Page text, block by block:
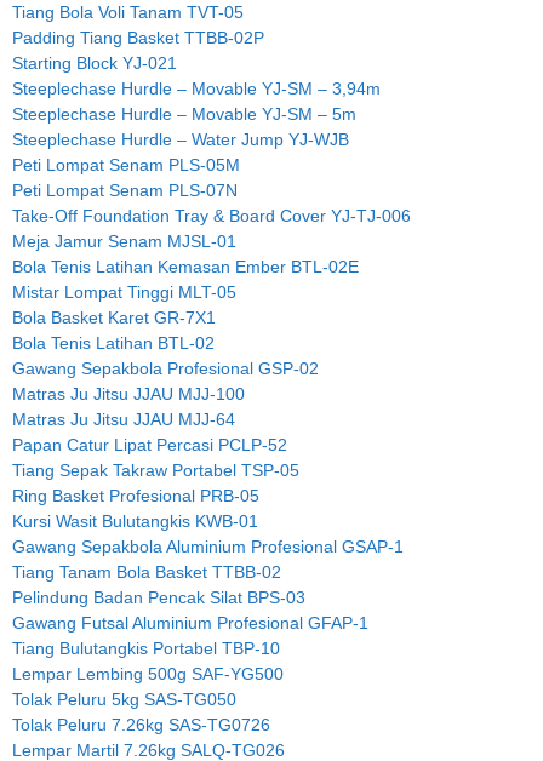
Tiang Bola Voli Tanam TVT-05
Padding Tiang Basket TTBB-02P
Starting Block YJ-021
Steeplechase Hurdle – Movable YJ-SM – 3,94m
Steeplechase Hurdle – Movable YJ-SM – 5m
Steeplechase Hurdle – Water Jump YJ-WJB
Peti Lompat Senam PLS-05M
Peti Lompat Senam PLS-07N
Take-Off Foundation Tray & Board Cover YJ-TJ-006
Meja Jamur Senam MJSL-01
Bola Tenis Latihan Kemasan Ember BTL-02E
Mistar Lompat Tinggi MLT-05
Bola Basket Karet GR-7X1
Bola Tenis Latihan BTL-02
Gawang Sepakbola Profesional GSP-02
Matras Ju Jitsu JJAU MJJ-100
Matras Ju Jitsu JJAU MJJ-64
Papan Catur Lipat Percasi PCLP-52
Tiang Sepak Takraw Portabel TSP-05
Ring Basket Profesional PRB-05
Kursi Wasit Bulutangkis KWB-01
Gawang Sepakbola Aluminium Profesional GSAP-1
Tiang Tanam Bola Basket TTBB-02
Pelindung Badan Pencak Silat BPS-03
Gawang Futsal Aluminium Profesional GFAP-1
Tiang Bulutangkis Portabel TBP-10
Lempar Lembing 500g SAF-YG500
Tolak Peluru 5kg SAS-TG050
Tolak Peluru 7.26kg SAS-TG0726
Lempar Martil 7.26kg SALQ-TG026